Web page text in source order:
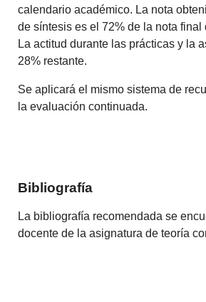
calendario académico. La nota
de síntesis es el 72% de la nota final
La actitud durante las prácticas y la
28% restante.
Se aplicará el mismo sistema de
la evaluación continuada.
Bibliografía
La bibliografía recomendada se
docente de la asignatura de teoría